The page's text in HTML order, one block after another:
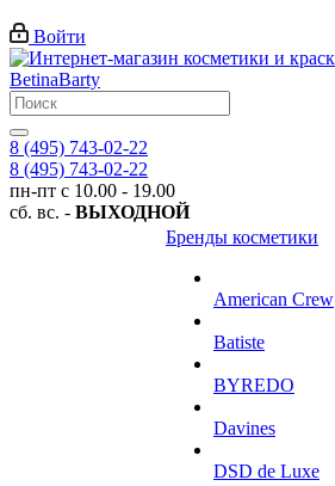
Войти
8 (495) 743-02-22
8 (495) 743-02-22
пн-пт с 10.00 - 19.00
сб. вс. - ВЫХОДНОЙ
Бренды косметики
American Crew
Batiste
BYREDO
Davines
DSD de Luxe